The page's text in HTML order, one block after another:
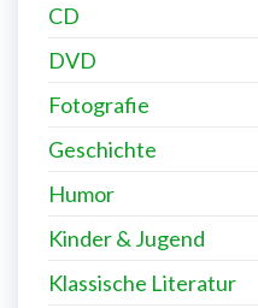
CD
DVD
Fotografie
Geschichte
Humor
Kinder & Jugend
Klassische Literatur